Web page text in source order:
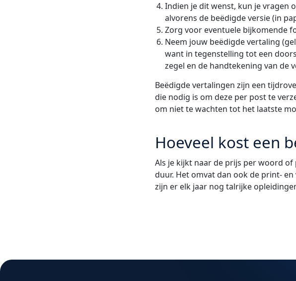
Indien je dit wenst, kun je vragen
alvorens de beëdigde versie (in
Zorg voor eventuele bijkomende
Neem jouw beëdigde vertaling
want in tegenstelling tot een
zegel en de handtekening van de
Beëdigde vertalingen zijn een
die nodig is om deze per post te
om niet te wachten tot het laatste
Hoeveel kost een
Als je kijkt naar de prijs per woord
duur. Het omvat dan ook de print-
zijn er elk jaar nog talrijke